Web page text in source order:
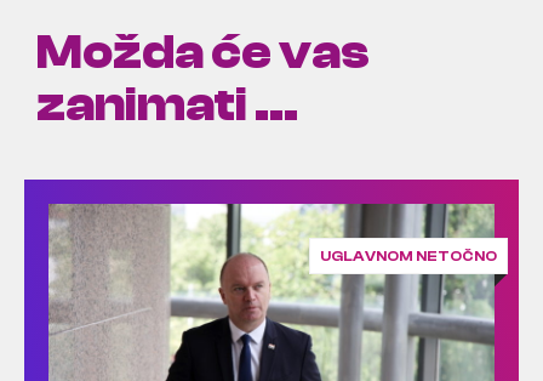
Možda će vas
zanimati ...
UGLAVNOM NETOČNO